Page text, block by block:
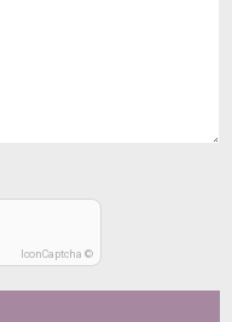
IconCaptcha ©